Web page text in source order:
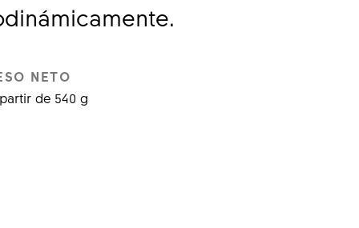
NETO
de 540 g